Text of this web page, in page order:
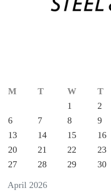
April 2026
M T W T
1
2
6
7 8 9
13
14 15 16
20
21 22 23
27
28 29 30